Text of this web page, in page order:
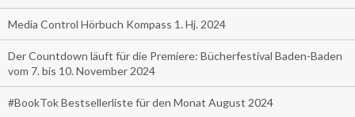
Media Control Hörbuch Kompass 1. Hj. 2024
Der Countdown läuft für die Premiere: Bücherfestival Baden-Baden
vom 7. bis 10. November 2024
#BookTok Bestsellerliste für den Monat August 2024